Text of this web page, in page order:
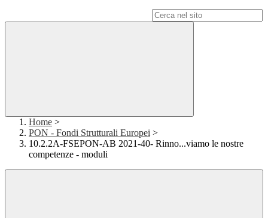
Home >
PON - Fondi Strutturali Europei >
10.2.2A-FSEPON-AB 2021-40- Rinno...viamo le nostre
competenze - moduli